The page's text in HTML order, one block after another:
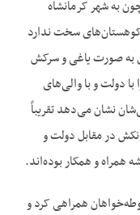
به شهر کرمانشاه
سخت ندارد
به صورت یاغی و سرکش
دولت و با والی‌‌های
نشان می‌‌دهد تقریباً
در مقابل دولت و
همراه و همکار بوده‌‌اند.
همراهی کرد و